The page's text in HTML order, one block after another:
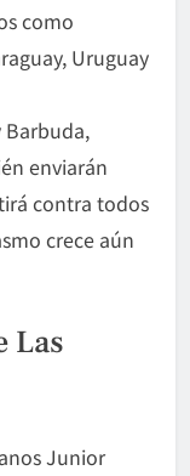
como
Uruguay
Barbuda,
enviarán
contra todos
crece aún
Las
Junior